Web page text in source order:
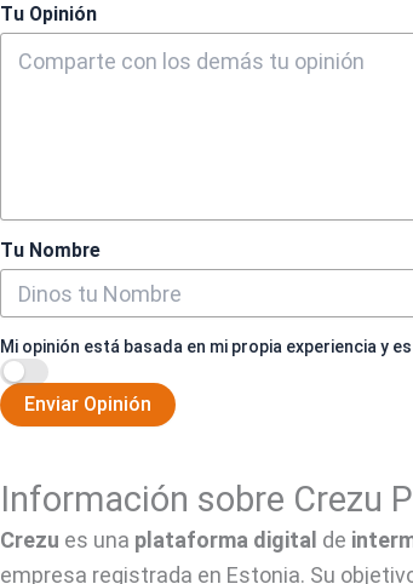
Tu Opinión
Tu Nombre
Mi opinión está basada en mi propia experiencia y
Enviar Opinión
Información sobre Crezu
Crezu es una plataforma digital de
empresa registrada en Estonia. Su